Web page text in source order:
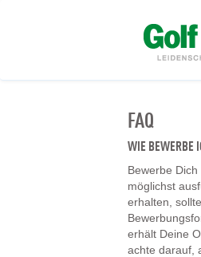
FAQ
WIE BEWERBE
Bewerbe
möglichst
erhalten,
erhält Deine
achte darauf,